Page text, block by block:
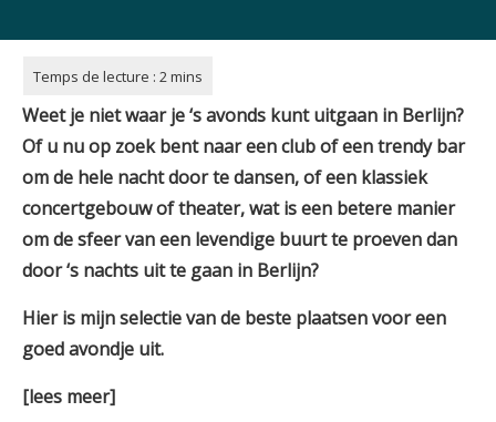
Weet je niet waar je ‘s avonds kunt uitgaan in Berlijn?
Of u nu op zoek bent naar een club of een trendy bar
om de hele nacht door te dansen, of een klassiek
concertgebouw of theater, wat is een betere manier
om de sfeer van een levendige buurt te proeven dan
door ‘s nachts uit te gaan in Berlijn?
Hier is mijn selectie van de beste plaatsen voor een
goed avondje uit.
[lees meer]